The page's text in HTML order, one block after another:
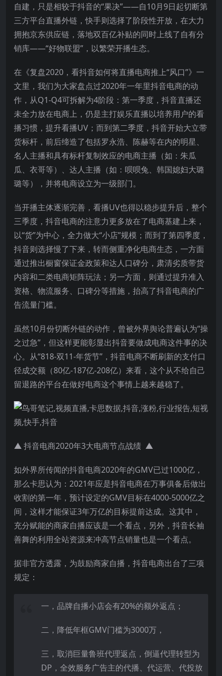
自建，只是相较于抖音的“果决”——自10月9日起切断第
三方平台直播外链，快手则选择了阶段性开放，在大力
拥抱京东供应链，落地双百亿补贴的同时上线了自有分
销库——“好物联盟”，以繁荣开播生态。
在《复盘2020，看抖音如何将直播电商推上“风口”》一
文里，我们为大家盘点过2020年一年里抖音电商的动
作，从Q1-Q4可拆解为4阶段：第一季度，抖音直播还
未全力放在电商上，仍是主打娱乐直播以培养用户的看
播习惯，提升看播UV；而到第二季度，抖音开始大立带
货标杆，前后缔造了包括罗永浩、陈赫等在内的明星、
名人主播和具有标杆复制效应的电商主播（如：朱瓜
瓜、衣哥等）、达人主播（如：呗呗兔、韩国媳妇大璐
璐等），并将电商设立为一级部门。
当开播主体逐渐完善，看播UV也得以稳步提升后，整个
三季度，抖音电商的注意力更多放在了电商基建上来，
以“货”为中心，全力做大“小店”规模；而到了第四季度，
抖音则选择慢了下来，转而侧重净化电商生态，一方面
通过推出橱窗保证金政策和达人口碑分，肃清劣质带货
内容和二类电商矩阵玩法；另一方面，则通过提升准入
资格、物流服务、口碑分等措施，抬高了抖音电商的广
告流量门槛。
虽然10月份切断外链的动作，曾被外界舆论普遍认为“操
之过急”，但这样更能彰显出抖音要做成电商这件事的决
心。从“818-双11-年货节”，抖音电商不断刷新的支付口
径成交额（80亿-187亿-208亿）来看，这个从不给自己
留退路的平台在做好电商这个事情上越来越稳了。
▲ 抖音电商2020年3大电商节点战绩 ▲
如外界所传闻的抖音电商2020年的GMV已过1000亿，
那么卡思认为：2021年应是抖音电商在万事俱备后做出
收割的第一年，预计设定的GMV目标在4000-5000亿之
间，这样才能保证3年万亿的目标提前达成。这其中，
充分赋能的商家自播应该是一个看点，另外，抖音长袖
善舞的利用全站资源来冲高节点销量也是一个看点。
据非官方透露，为鼓励商家自播，抖音电商出台了三项
规定：
一，品牌自播小店会有20%的额外返点；
二，降低年框GMV门槛为3000万，
三，取消巨量鲁班代理返点，倒逼代理转型为
DP，全效服务广告主的代播、代运营、代投放